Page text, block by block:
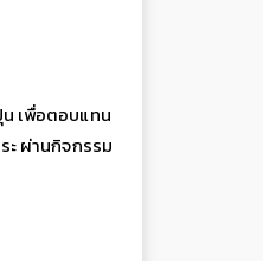
น เพื่อตอบแทน
ะ ผ่านกิจกรรม